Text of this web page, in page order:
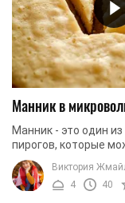
Манник в
Манник - это один
пирогов, которые
приготовить, не
сил и времени. А
сделать блюдо еще
Виктория
4
40